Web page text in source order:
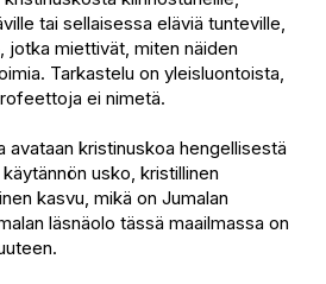
tai sellaisessa eläviä tunteville,
jotka miettivät, miten näiden
Tarkastelu on yleisluontoista,
ei nimetä.
avataan kristinuskoa hengellisestä
usko, kristillinen
kasvu, mikä on Jumalan
läsnäolo tässä maailmassa on